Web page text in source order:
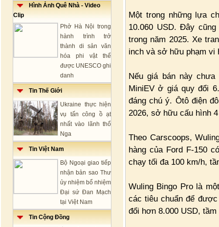
Hình Ảnh Quê Nhà - Video
Clip
Phở Hà Nội trong
hành trình trở
thành di sản văn
hóa phi vật thể
được UNESCO ghi
danh
Tin Thế Giới
Ukraine thực hiện
vụ tấn công ồ ạt
nhất vào lãnh thổ
Nga
Tin Việt Nam
Bộ Ngoại giao tiếp
nhận bản sao Thư
ủy nhiệm bổ nhiệm
Đại sứ Đan Mạch
tại Việt Nam
Tin Cộng Đồng
Một trong những lựa
10.060 USD. Đây
trong năm 2025. Xe
inch và sở hữu phạm vi
Nếu giá bán này chưa
MiniEV ở giá quy đổi
đáng chú ý. Ôtô điện
2026, sở hữu cấu hình
Theo Carscoops,
hàng của Ford F-150
chạy tối đa 100 km/h,
Wuling Bingo Pro là
các tiêu chuẩn để
đổi hơn 8.000 USD,